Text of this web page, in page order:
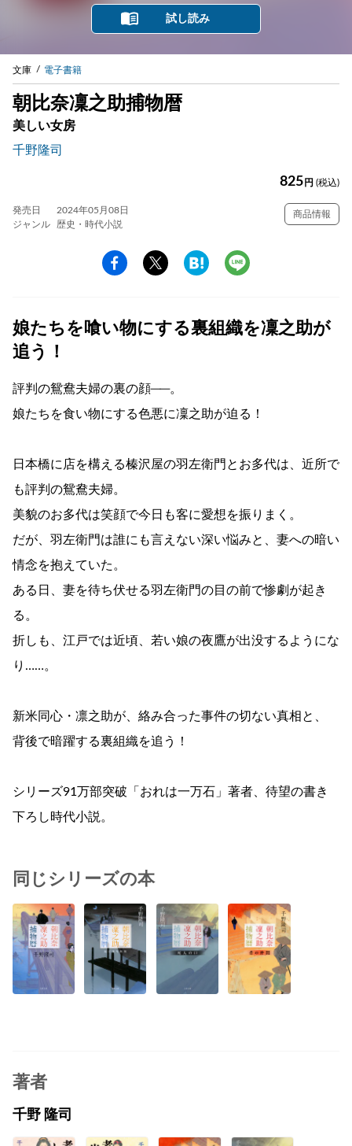
試し読み
文庫 電子書籍
朝比奈凜之助捕物暦
美しい女房
千野隆司
825 円 (税込)
発売日
2024年05月08日
ジャンル
歴史・時代小説
商品情報
娘たちを喰い物にする裏組織を凜之助が
追う！
評判の鴛鴦夫婦の裏の顔──。
娘たちを食い物にする色悪に凜之助が迫る！
日本橋に店を構える榛沢屋の羽左衛門とお多代は、近所で
も評判の鴛鴦夫婦。
美貌のお多代は笑顔で今日も客に愛想を振りまく。
だが、羽左衛門は誰にも言えない深い悩みと、妻への暗い
情念を抱えていた。
ある日、妻を待ち伏せる羽左衛門の目の前で惨劇が起き
る。
折しも、江戸では近頃、若い娘の夜鷹が出没するようにな
り……。
新米同心・凛之助が、絡み合った事件の切ない真相と、
背後で暗躍する裏組織を追う！
シリーズ91万部突破「おれは一万石」著者、待望の書き
下ろし時代小説。
同じシリーズの本
著者
千野 隆司